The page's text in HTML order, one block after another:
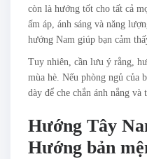
còn là hướng tốt cho tất cả
ấm áp, ánh sáng và năng
hướng Nam giúp bạn cảm
Tuy nhiên, cần lưu ý rằng,
mùa hè. Nếu phòng ngủ của
dày để che chắn ánh nắng và
Hướng Tây
Hướng bản